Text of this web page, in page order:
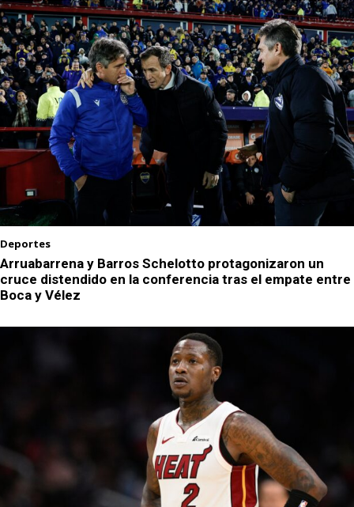
Deportes
Arruabarrena y Barros Schelotto protagonizaron un
cruce distendido en la conferencia tras el empate entre
Boca y Vélez